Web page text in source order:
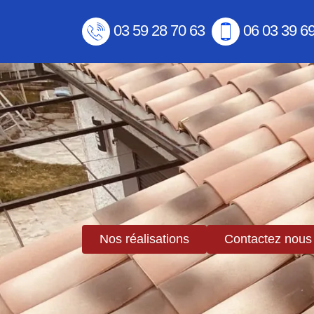
03 59 28 70 63 06 03 39
Nos réalisations Contactez nous